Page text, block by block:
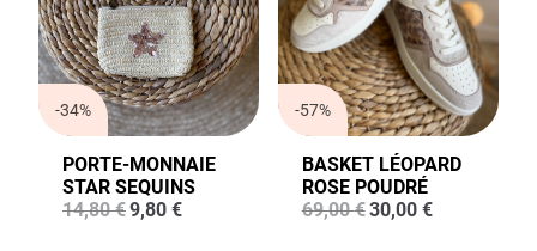
-34%
PORTE-MONNAIE
STAR SEQUINS
14,80€Le
9,80 €Le
-57%
BASKET LÉOPARD
ROSE POUDRÉ
69,00€Le
30,00 €Le